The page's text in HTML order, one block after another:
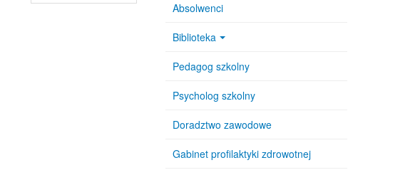
Absolwenci
Biblioteka
Pedagog szkolny
Psycholog szkolny
Doradztwo zawodowe
Gabinet profilaktyki zdrowotnej